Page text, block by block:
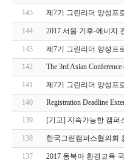
145 제7기 그린리더 양성프
144 2017 서울 기후-에너지
143 제7기 그린리더 양성프
142 The 3rd Asian
141 제7기 그린리더 양성프
140 Registration Deadline
139 [기고] 지속가능한 캠퍼
138 한국그린캠퍼스협의회
137 2017 동북아 환경교육